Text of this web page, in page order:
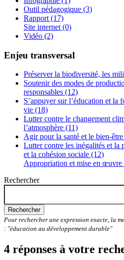
Outil pédagogique (3)
Rapport (17)
Site internet (0)
Vidéo (2)
Enjeu transversal
Préserver la biodiversité, les
Soutenir des modes de
responsables (12)
S’appuyer sur l’éducation et la
vie (18)
Lutter contre le changement
l’atmosphère (11)
Agir pour la santé et le bien-
Lutter contre les inégalités et la
et la cohésion sociale (12)
Appropriation et mise en
Rechercher
Rechercher
Pour rechercher une expression exacte, la
: "éducation au développement durable"
4 réponses à votre